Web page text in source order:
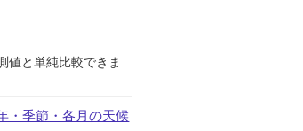
値と単純比較できま
・季節・各月の天候